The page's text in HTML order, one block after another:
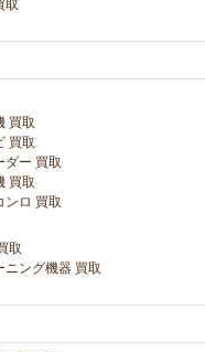
取
買取
買取
ダー 買取
買取
ンロ 買取
取
ニング機器 買取